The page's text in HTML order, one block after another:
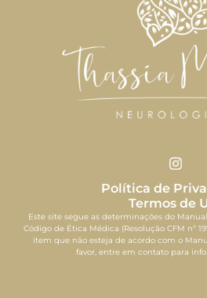
Política de
Termos de
Este site segue as determinações do
Código de Ética Médica (Resolução CFM nº
item que não esteja de acordo com o
favor, entre em contato para